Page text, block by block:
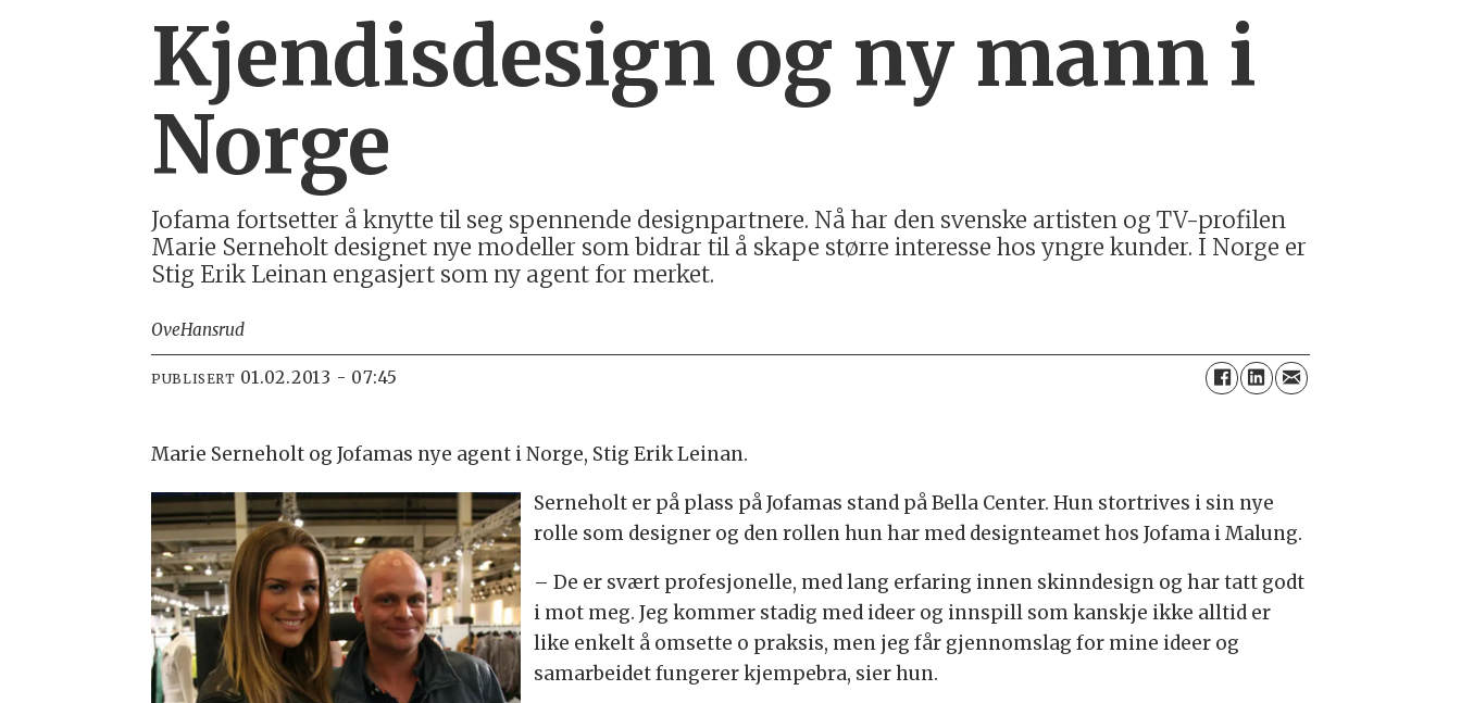
Kjendisdesign og ny mann i
Norge
Jofama fortsetter å knytte til seg spennende designpartnere. Nå har den svenske artisten og TV-profilen
Marie Serneholt designet nye modeller som bidrar til å skape større interesse hos yngre kunder. I Norge er
Stig Erik Leinan engasjert som ny agent for merket.
OveHansrud
PUBLISERT 01.02.2013 - 07:45
Marie Serneholt og Jofamas nye agent i Norge, Stig Erik Leinan.
Serneholt er på plass på Jofamas stand på Bella Center. Hun stortrives i sin nye
rolle som designer og den rollen hun har med designteamet hos Jofama i Malung.
– De er svært profesjonelle, med lang erfaring innen skinndesign og har tatt godt
i mot meg. Jeg kommer stadig med ideer og innspill som kanskje ikke alltid er
like enkelt å omsette o praksis, men jeg får gjennomslag for mine ideer og
samarbeidet fungerer kjempebra, sier hun.